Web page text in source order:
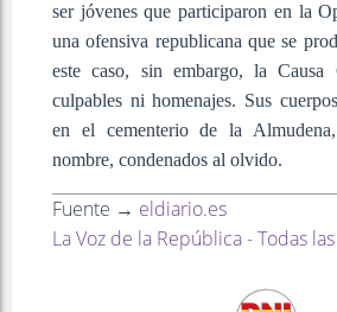
ser jóvenes que participaron en la
una ofensiva republicana que se
este caso, sin embargo, la Causa
culpables ni homenajes. Sus
en el cementerio de la
nombre, condenados al olvido.
Fuente → eldiario.es
La Voz de la República - Todas